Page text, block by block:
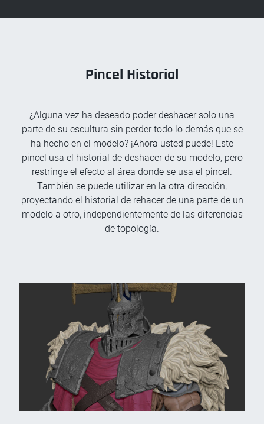
Pincel Historial
¿Alguna vez ha deseado poder deshacer solo una
parte de su escultura sin perder todo lo demás que se
ha hecho en el modelo? ¡Ahora usted puede! Este
pincel usa el historial de deshacer de su modelo, pero
restringe el efecto al área donde se usa el pincel.
También se puede utilizar en la otra dirección,
proyectando el historial de rehacer de una parte de un
modelo a otro, independientemente de las diferencias
de topología.